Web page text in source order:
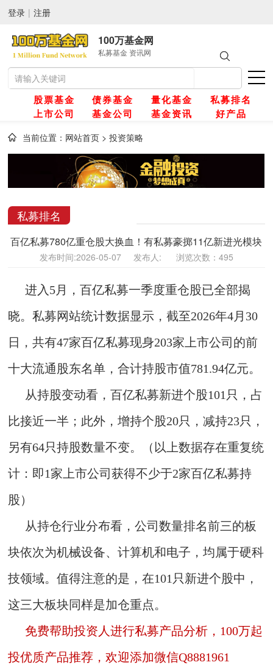
登录 | 注册
100万基金网
私募基金 资讯网
股票基金 债券基金 量化基金
私募排名
上市公司
基金公司 基金资讯 好产品
当前位置： 网站首页 >投资策略
私募排名
百亿私募780亿重仓股大换血！有私募豪掷11亿新进光模块
发布时间:2026-05-07 发布人: 浏览次数：495
进入5月，百亿私募一季度重仓股已全部揭
晓。私募网站统计数据显示，截至2026年4月30
日，共有47家百亿私募现身203家上市公司的前
十大流通股东名单，合计持股市值781.94亿元。
从持股变动看，百亿私募新进个股101只，占
比接近一半；此外，增持个股20只，减持23只，
另有64只持股数量不变。（以上数据存在重复统
计：即1家上市公司获得不少于2家百亿私募持
股）
从持仓行业分布看，公司数量排名前三的板
块依次为机械设备、计算机和电子，均属于硬科
技领域。值得注意的是，在101只新进个股中，
这三大板块同样是加仓重点。
免费帮助投资人进行私募产品分析，100万起
投优质产品推荐，欢迎添加微信Q8881961